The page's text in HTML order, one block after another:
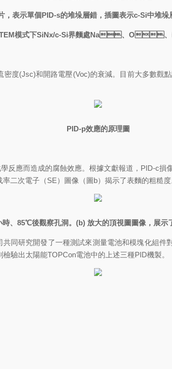
，表示單個PID-s的堆垛層錯，插圖表示c-Si中堆
模式下SiNx/c-Si界麵處Na、O、
度(Jsc)和開路電壓(Voc)的衰減。目前大多數
PID-p效應的原理圖
反應而造成的腐蝕效應。根據文獻報道，
二次電子（SE）圖像（圖b）揭示了表麵的粗糙度
、85℃後觀察孔洞。(b) 放大的頂視圖圖像，展示
同研究開發了一種測試來測量電池和模塊化組件對
出太陽能TOPCon電池中的上述三種PID機製。